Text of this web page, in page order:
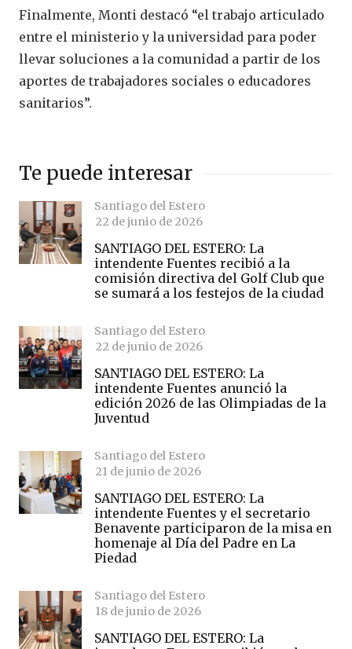
Finalmente, Monti destacó “el trabajo articulado
entre el ministerio y la universidad para poder
llevar soluciones a la comunidad a partir de los
aportes de trabajadores sociales o educadores
sanitarios”.
Te puede interesar
Santiago del Estero
22 de junio de 2026
SANTIAGO DEL ESTERO: La
intendente Fuentes recibió a la
comisión directiva del Golf Club que
se sumará a los festejos de la ciudad
Santiago del Estero
22 de junio de 2026
SANTIAGO DEL ESTERO: La
intendente Fuentes anunció la
edición 2026 de las Olimpiadas de la
Juventud
Santiago del Estero
21 de junio de 2026
SANTIAGO DEL ESTERO: La
intendente Fuentes y el secretario
Benavente participaron de la misa en
homenaje al Día del Padre en La
Piedad
Santiago del Estero
18 de junio de 2026
SANTIAGO DEL ESTERO: La